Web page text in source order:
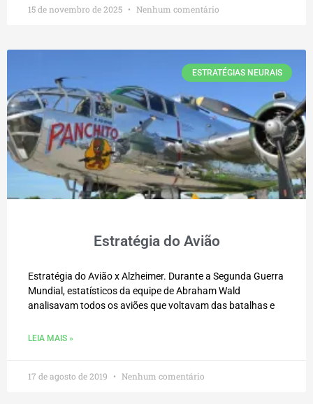
15 de novembro de 2025 Nenhum comentário
ESTRATÉGIAS NEURAIS
Estratégia do Avião
Estratégia do Avião x Alzheimer. Durante a Segunda Guerra
Mundial, estatísticos da equipe de Abraham Wald
analisavam todos os aviões que voltavam das batalhas e
LEIA MAIS »
17 de agosto de 2019 Nenhum comentário